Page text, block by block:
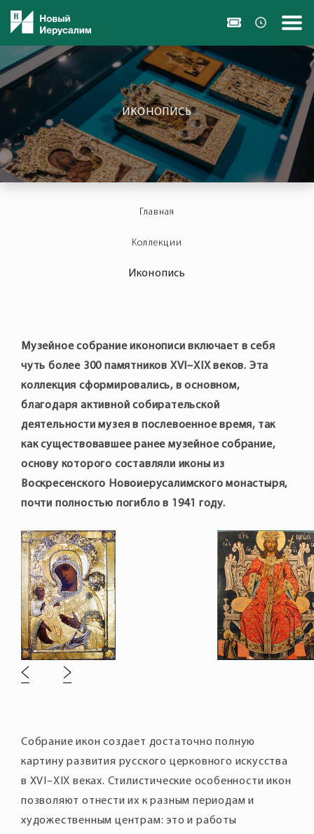
ИКОНОПИСЬ
Главная
Коллекции
Иконопись
Музейное собрание иконописи включает в себя
чуть более 300 памятников XVI–XIX веков. Эта
коллекция сформировались, в основном,
благодаря активной собирательской
деятельности музея в послевоенное время, так
как существовавшее ранее музейное собрание,
основу которого составляли иконы из
Воскресенского Новоиерусалимского монастыря,
почти полностью погибло в 1941 году.
Собрание икон создает достаточно полную
картину развития русского церковного искусства
в XVI–XIX веках. Стилистические особенности икон
позволяют отнести их к разным периодам и
художественным центрам: это и работы